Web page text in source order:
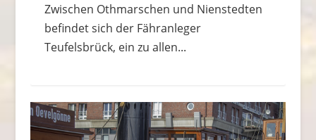
Zwischen Othmarschen und Nienstedten
befindet sich der Fähranleger
Teufelsbrück, ein zu allen...